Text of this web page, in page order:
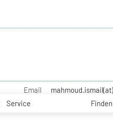
Service Finden
Email